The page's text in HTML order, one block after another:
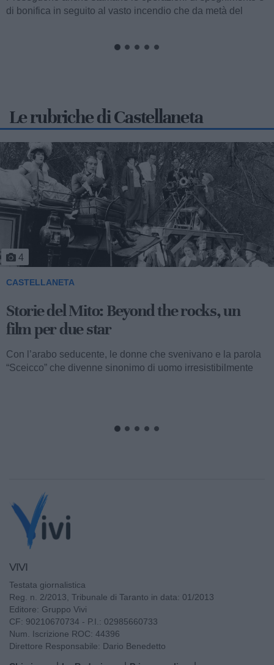
Far'nèdd'...
Le rubriche di Castellaneta
5
CASTELLANETA
Storie del Mito: Uno sceicco esuberante
Valentino fu consacrato attore internazionale, come abbiamo
visto, con il film “I quattro cavalieri dell’Apocalisse”. Così
cominciava...
VIVI
Testata giornalistica
Reg. n. 2/2013, Tribunale di Taranto in data: 01/2013
Editore: Gruppo Vivi
CF: 90210670734 - P.I.: 02985660733
Num. Iscrizione ROC: 44396
Direttore Responsabile: Dario Benedetto